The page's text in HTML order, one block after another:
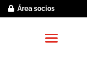
Área socios